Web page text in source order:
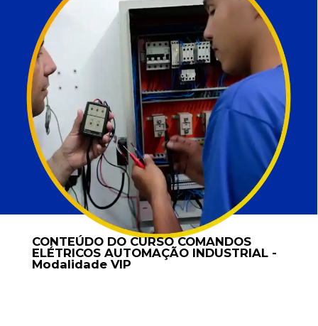
CONTEÚDO DO CURSO COMANDOS
ELÉTRICOS AUTOMAÇÃO INDUSTRIAL -
Modalidade VIP